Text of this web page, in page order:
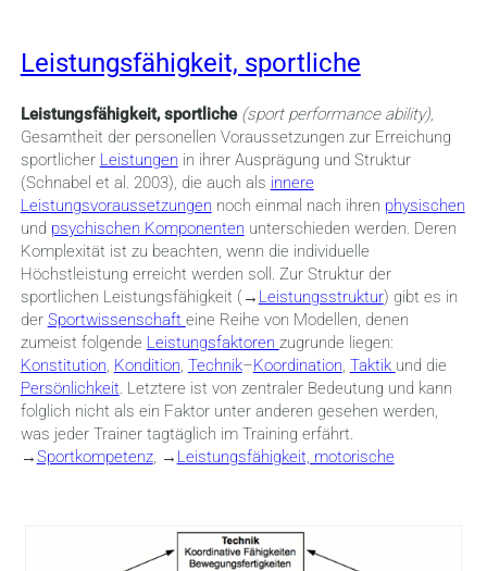
Leistungsfähigkeit, sportliche
Leistungsfähigkeit, sportliche (sport performance ability),
Gesamtheit der personellen Voraussetzungen zur Erreichung
sportlicher Leistungen in ihrer Ausprägung und Struktur
(Schnabel et al. 2003), die auch als innere
Leistungsvoraussetzungen noch einmal nach ihren physischen
und psychischen Komponenten unterschieden werden. Deren
Komplexität ist zu beachten, wenn die individuelle
Höchstleistung erreicht werden soll. Zur Struktur der
sportlichen Leistungsfähigkeit (→ Leistungsstruktur) gibt es in
der Sportwissenschaft eine Reihe von Modellen, denen
zumeist folgende Leistungsfaktoren zugrunde liegen:
Konstitution, Kondition, Technik–Koordination, Taktik und die
Persönlichkeit. Letztere ist von zentraler Bedeutung und kann
folglich nicht als ein Faktor unter anderen gesehen werden,
was jeder Trainer tagtäglich im Training erfährt.
→Sportkompetenz, → Leistungsfähigkeit, motorische